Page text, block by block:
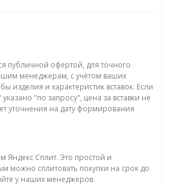
публичной офертой, для точного
менеджерам, с учётом ваших
изделия и характеристик вставок. Если
"по запросу", цена за вставки не
уточнения на дату формирования
Яндекс Сплит. Это простой и
можно сплитовать покупки на срок до
у наших менеджеров.